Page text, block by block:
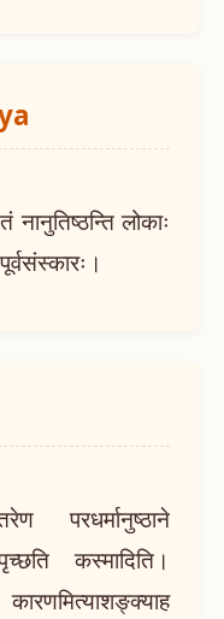
लोकाः
परधर्मानुष्ठाने
कस्मादिति।